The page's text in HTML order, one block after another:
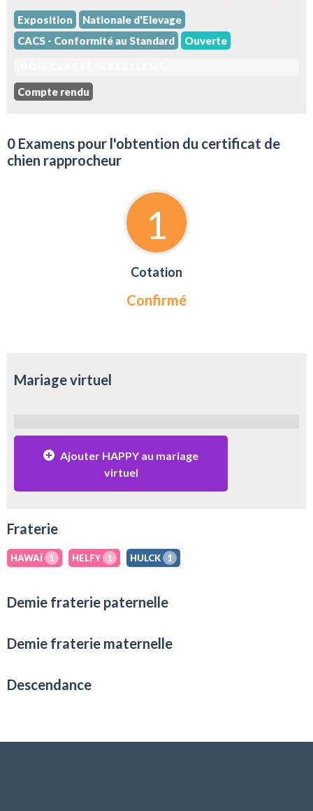
Exposition
Nationale d'Elevage
CACS - Conformité au Standard
Ouverte
Compte rendu
0 Examens pour l'obtention du certificat de
chien rapprocheur
1
Cotation
Confirmé
Mariage virtuel
Ajouter HAPPY au mariage
virtuel
Fraterie
HAWAÏ 1 HELFY 1 HULCK 1
Demie fraterie paternelle
Demie fraterie maternelle
Descendance